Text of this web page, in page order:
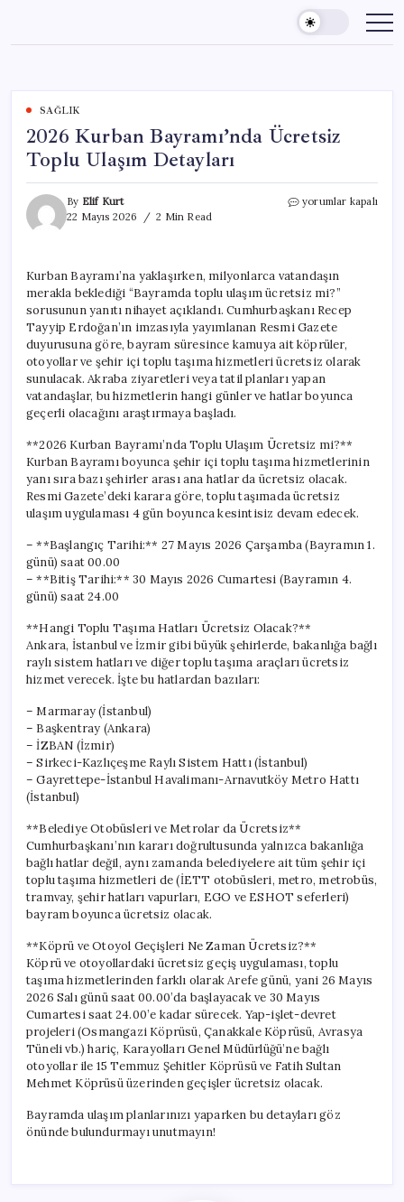
content
SAĞLIK
2026 Kurban Bayramı’nda Ücretsiz
Toplu Ulaşım Detayları
By Elif Kurt
22 Mayıs 2026
2 Min Read
2026
Ulaşım
Detayları
için
yorumlar kapalı
Kurban Bayramı’na yaklaşırken, milyonlarca vatandaşın
merakla beklediği “Bayramda toplu ulaşım ücretsiz mi?”
sorusunun yanıtı nihayet açıklandı. Cumhurbaşkanı Recep
Tayyip Erdoğan’ın imzasıyla yayımlanan Resmi Gazete
duyurusuna göre, bayram süresince kamuya ait köprüler,
otoyollar ve şehir içi toplu taşıma hizmetleri ücretsiz olarak
sunulacak. Akraba ziyaretleri veya tatil planları yapan
vatandaşlar, bu hizmetlerin hangi günler ve hatlar boyunca
geçerli olacağını araştırmaya başladı.
**2026 Kurban Bayramı’nda Toplu Ulaşım Ücretsiz mi?**
Kurban Bayramı boyunca şehir içi toplu taşıma hizmetlerinin
yanı sıra bazı şehirler arası ana hatlar da ücretsiz olacak.
Resmi Gazete’deki karara göre, toplu taşımada ücretsiz
ulaşım uygulaması 4 gün boyunca kesintisiz devam edecek.
– **Başlangıç Tarihi:** 27 Mayıs 2026 Çarşamba (Bayramın 1.
günü) saat 00.00
– **Bitiş Tarihi:** 30 Mayıs 2026 Cumartesi (Bayramın 4.
günü) saat 24.00
**Hangi Toplu Taşıma Hatları Ücretsiz Olacak?**
Ankara, İstanbul ve İzmir gibi büyük şehirlerde, bakanlığa bağlı
raylı sistem hatları ve diğer toplu taşıma araçları ücretsiz
hizmet verecek. İşte bu hatlardan bazıları:
– Marmaray (İstanbul)
– Başkentray (Ankara)
– İZBAN (İzmir)
– Sirkeci-Kazlıçeşme Raylı Sistem Hattı (İstanbul)
– Gayrettepe-İstanbul Havalimanı-Arnavutköy Metro Hattı
(İstanbul)
**Belediye Otobüsleri ve Metrolar da Ücretsiz**
Cumhurbaşkanı’nın kararı doğrultusunda yalnızca bakanlığa
bağlı hatlar değil, aynı zamanda belediyelere ait tüm şehir içi
toplu taşıma hizmetleri de (İETT otobüsleri, metro, metrobüs,
tramvay, şehir hatları vapurları, EGO ve ESHOT seferleri)
bayram boyunca ücretsiz olacak.
**Köprü ve Otoyol Geçişleri Ne Zaman Ücretsiz?**
Köprü ve otoyollardaki ücretsiz geçiş uygulaması, toplu
taşıma hizmetlerinden farklı olarak Arefe günü, yani 26 Mayıs
2026 Salı günü saat 00.00’da başlayacak ve 30 Mayıs
Cumartesi saat 24.00’e kadar sürecek. Yap-işlet-devret
projeleri (Osmangazi Köprüsü, Çanakkale Köprüsü, Avrasya
Tüneli vb.) hariç, Karayolları Genel Müdürlüğü’ne bağlı
otoyollar ile 15 Temmuz Şehitler Köprüsü ve Fatih Sultan
Mehmet Köprüsü üzerinden geçişler ücretsiz olacak.
Bayramda ulaşım planlarınızı yaparken bu detayları göz
önünde bulundurmayı unutmayın!